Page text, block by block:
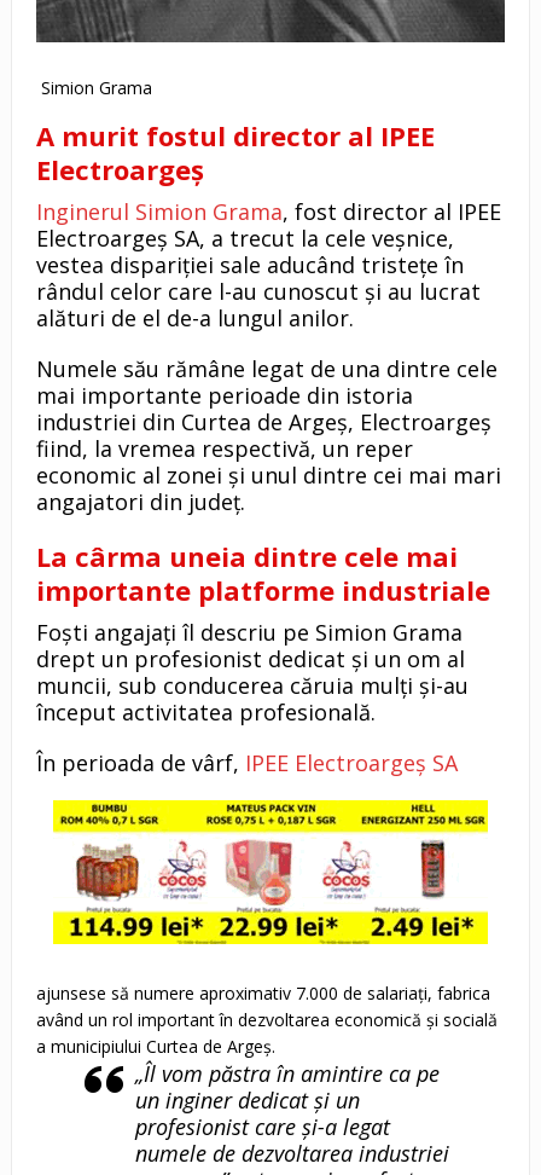
Simion Grama
A murit fostul director al IPEE
Electroargeș
Inginerul Simion Grama, fost director al IPEE
Electroargeș SA, a trecut la cele veșnice,
vestea dispariției sale aducând tristețe în
rândul celor care l-au cunoscut și au lucrat
alături de el de-a lungul anilor.
Numele său rămâne legat de una dintre cele
mai importante perioade din istoria
industriei din Curtea de Argeș, Electroargeș
fiind, la vremea respectivă, un reper
economic al zonei și unul dintre cei mai mari
angajatori din județ.
La cârma uneia dintre cele mai
importante platforme industriale
Foști angajați îl descriu pe Simion Grama
drept un profesionist dedicat și un om al
muncii, sub conducerea căruia mulți și-au
început activitatea profesională.
În perioada de vârf, IPEE Electroargeș SA
ajunsese să numere aproximativ 7.000 de salariați, fabrica
având un rol important în dezvoltarea economică și socială
a municipiului Curtea de Argeș.
„Îl vom păstra în amintire ca pe
un inginer dedicat și un
profesionist care și-a legat
numele de dezvoltarea industriei